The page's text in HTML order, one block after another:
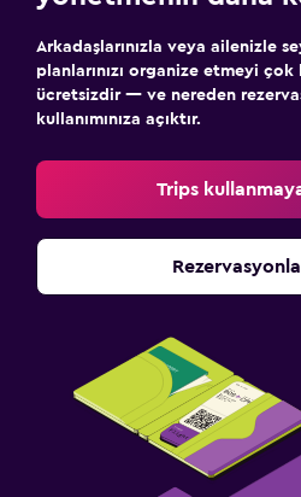
Arkadaşlarınızla veya ailenizle
planlarınızı organize etmeyi çok
ücretsizdir — ve nereden
kullanımınıza açıktır.
Trips